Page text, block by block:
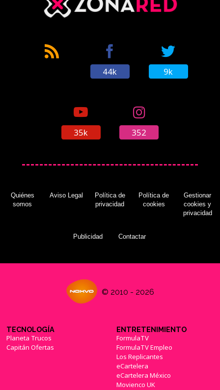
44k 9k
35k 352
Quiénes
somos
Aviso Legal
Política de
privacidad
Política de
cookies
Gestionar
cookies y
privacidad
Publicidad Contactar
© 2010 - 2026
TECNOLOGÍA
Planeta Trucos
Capitán Ofertas
ENTRETENIMIENTO
FormulaTV
FormulaTV Empleo
Los Replicantes
eCartelera
eCartelera México
Movienco UK